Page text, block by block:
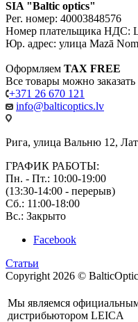
SIA "Baltic optics"
Рег. номер: 40003848576
Номер плательщика НДС:
Юр. адрес: улица Mazā
Оформляем TAX FREE
Все товары можно заказать
+371 26 670 121
info@balticoptics.lv
Рига, улица Вальню 12,
ГРАФИК РАБОТЫ:
Пн. - Пт.: 10:00-19:00
(13:30-14:00 - перерыв)
Сб.: 11:00-18:00
Вс.: Закрыто
Facebook
Статьи
Copyright 2026 ©
Мы являемся
дистрибьютором LEICA